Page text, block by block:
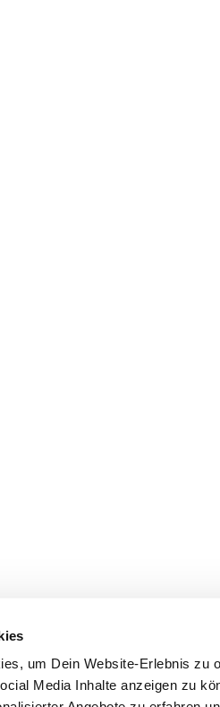
um Dein Website-Erlebnis zu
Media Inhalte anzeigen zu